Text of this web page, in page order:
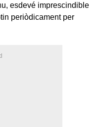
esdevé imprescindible
periòdicament per